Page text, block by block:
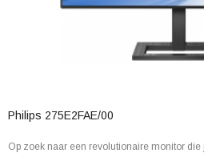
Philips 275E2FAE/00
Op zoek naar een revolutionaire monitor